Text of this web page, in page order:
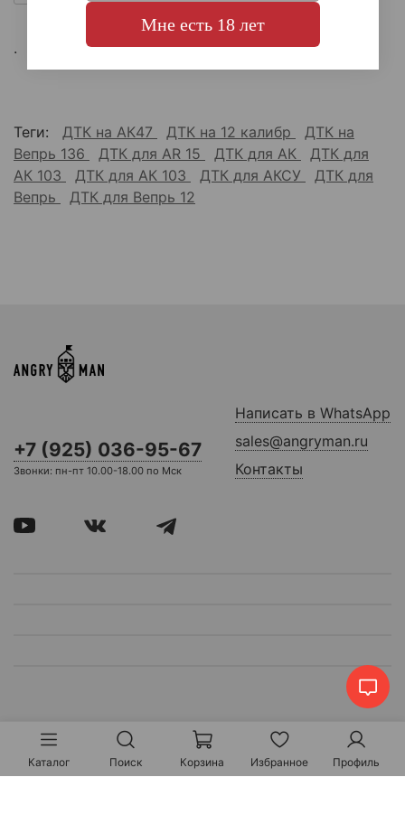
.
Теги: ДТК на АК47 ДТК на 12 калибр
ДТК на
Вепрь 136
ДТК для AR 15 ДТК для АК
ДТК для
АК 103
ДТК для АК 103 ДТК для АКСУ
ДТК для
Вепрь
ДТК для Вепрь 12
+7 (925) 036-95-67
Звонки: пн-пт 10.00-18.00 по Мск
Написать в WhatsApp
sales@angryman.ru
Контакты
Каталог Поиск Корзина Избранное Профиль
Мне есть 18 лет